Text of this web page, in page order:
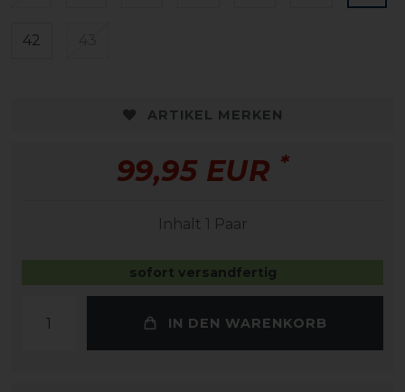
42
ARTIKEL MERKEN
99,95 EUR *
Inhalt 1 Paar
sofort versandfertig
IN DEN WARENKORB